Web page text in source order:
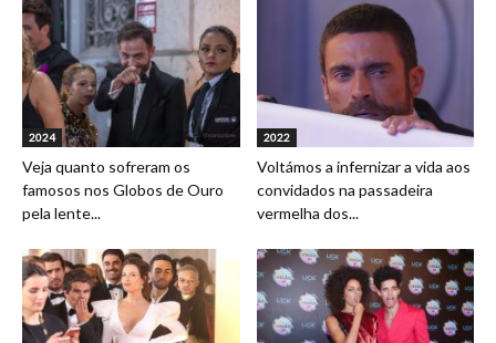
2024
Veja quanto sofreram os
famosos nos Globos de Ouro
pela lente...
2022
Voltámos a infernizar a vida aos
convidados na passadeira
vermelha dos...